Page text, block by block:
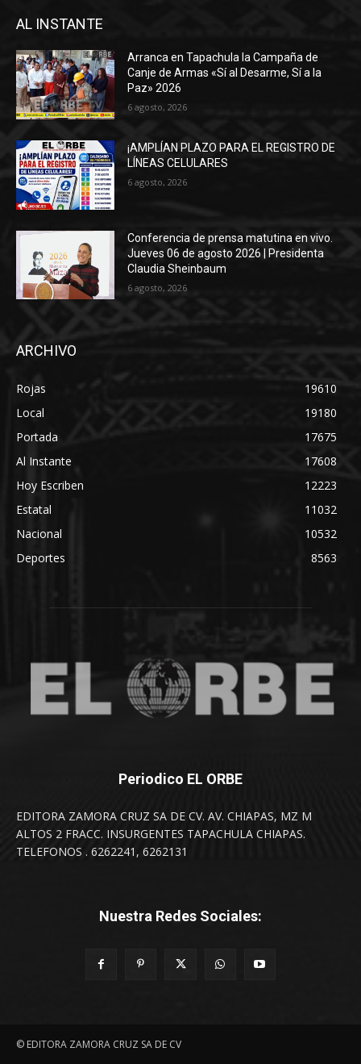
AL INSTANTE
Arranca en Tapachula la Campaña de
Canje de Armas «Sí al Desarme, Sí a la
Paz» 2026
6 agosto, 2026
¡AMPLÍAN PLAZO PARA EL REGISTRO DE
LÍNEAS CELULARES
6 agosto, 2026
Conferencia de prensa matutina en vivo.
Jueves 06 de agosto 2026 | Presidenta
Claudia Sheinbaum
6 agosto, 2026
ARCHIVO
Rojas
19610
Local
19180
Portada
17675
Al Instante
17608
Hoy Escriben
12223
Estatal
11032
Nacional
10532
Deportes
8563
Periodico EL ORBE
EDITORA ZAMORA CRUZ SA DE CV. AV. CHIAPAS, MZ M
ALTOS 2 FRACC. INSURGENTES TAPACHULA CHIAPAS.
TELEFONOS . 6262241, 6262131
Nuestra Redes Sociales:
© EDITORA ZAMORA CRUZ SA DE CV